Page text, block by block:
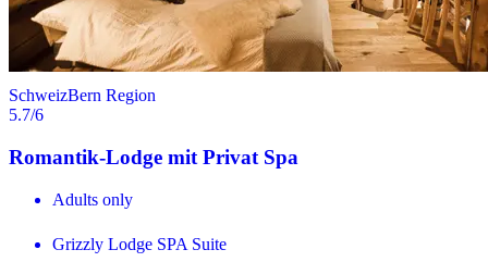
SchweizBern Region
5.7/6
Romantik-Lodge mit Privat Spa
Adults only
Grizzly Lodge SPA Suite